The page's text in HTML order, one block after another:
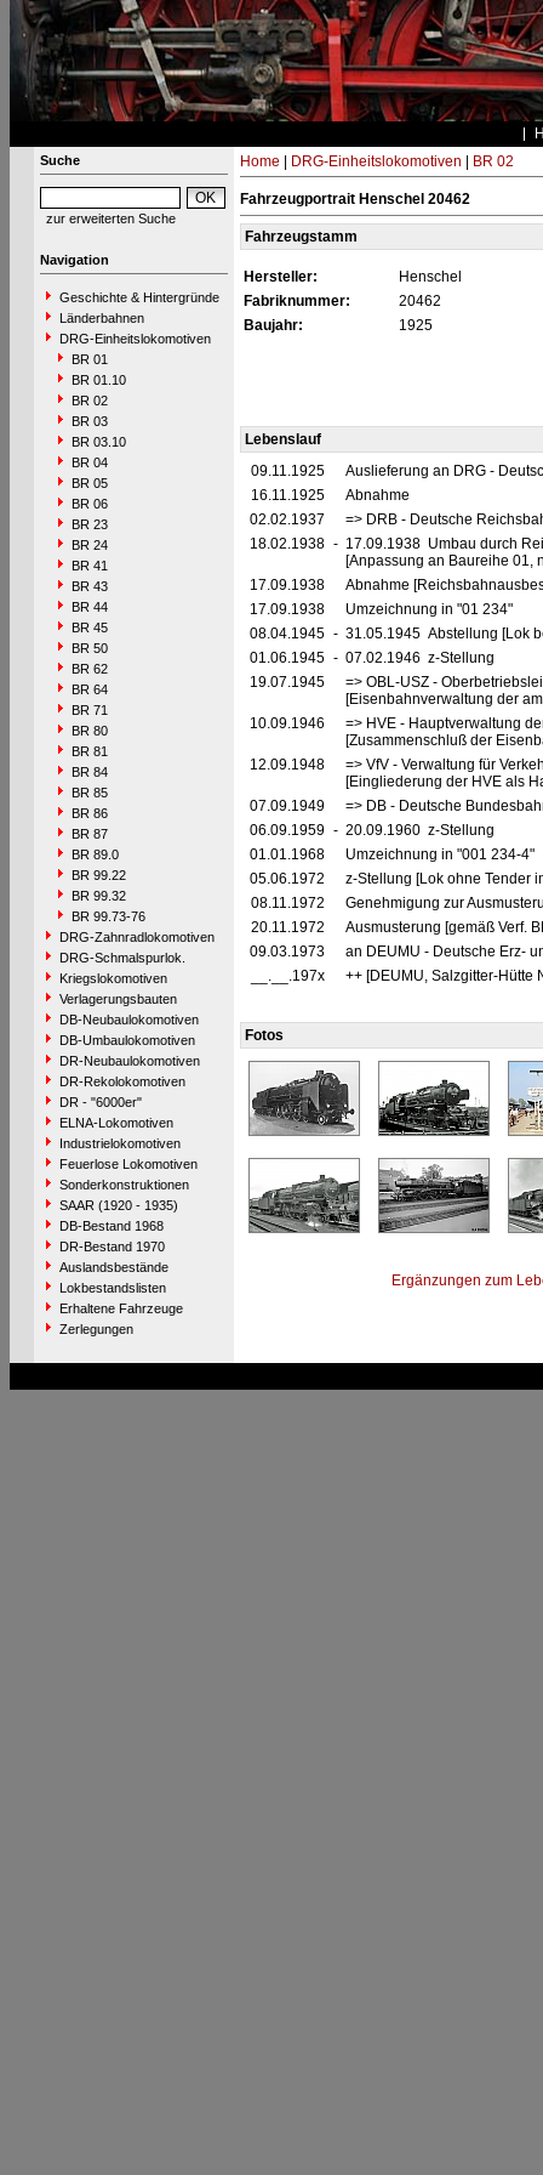
Suche
zur erweiterten Suche
Navigation
Geschichte & Hintergründe
Länderbahnen
DRG-Einheitslokomotiven
BR 01
BR 01.10
BR 02
BR 03
BR 03.10
BR 04
BR 05
BR 06
BR 23
BR 24
BR 41
BR 43
BR 44
BR 45
BR 50
BR 62
BR 64
BR 71
BR 80
BR 81
BR 84
BR 85
BR 86
BR 87
BR 89.0
BR 99.22
BR 99.32
BR 99.73-76
DRG-Zahnradlokomotiven
DRG-Schmalspurlok.
Kriegslokomotiven
Verlagerungsbauten
DB-Neubaulokomotiven
DB-Umbaulokomotiven
DR-Neubaulokomotiven
DR-Rekolokomotiven
DR - "6000er"
ELNA-Lokomotiven
Industrielokomotiven
Feuerlose Lokomotiven
Sonderkonstruktionen
SAAR (1920 - 1935)
DB-Bestand 1968
DR-Bestand 1970
Auslandsbestände
Lokbestandslisten
Erhaltene Fahrzeuge
Zerlegungen
Home DRG-Einheitslokomotiven BR 02
Fahrzeugportrait Henschel 20462
Fahrzeugstamm
Hersteller:
Henschel
Fabriknummer:
20462
Baujahr:
1925
Lebenslauf
09.11.1925
Auslieferung an DRG -
16.11.1925
Abnahme
02.02.1937
=> DRB - Deutsche
18.02.1938 - 17.09.1938 Umbau durch
[Anpassung an Baureihe 01,
17.09.1938
Abnahme
17.09.1938
Umzeichnung in "01 234"
08.04.1945 - 31.05.1945 Abstellung [Lok
01.06.1945 - 07.02.1946 z-Stellung
19.07.1945
=> OBL-USZ -
[Eisenbahnverwaltung der
10.09.1946
=> HVE - Hauptverwaltung
[Zusammenschluß der
12.09.1948
=> VfV - Verwaltung für
[Eingliederung der HVE als
07.09.1949
=> DB - Deutsche
06.09.1959 - 20.09.1960 z-Stellung
01.01.1968
Umzeichnung in "001 234-4"
05.06.1972
z-Stellung [Lok ohne Tender
08.11.1972
Genehmigung zur
20.11.1972
Ausmusterung [gemäß Verf.
09.03.1973
an DEUMU - Deutsche Erz-
__.__.197x
++ [DEUMU, Salzgitter-Hütte
Fotos
Ergänzungen zum